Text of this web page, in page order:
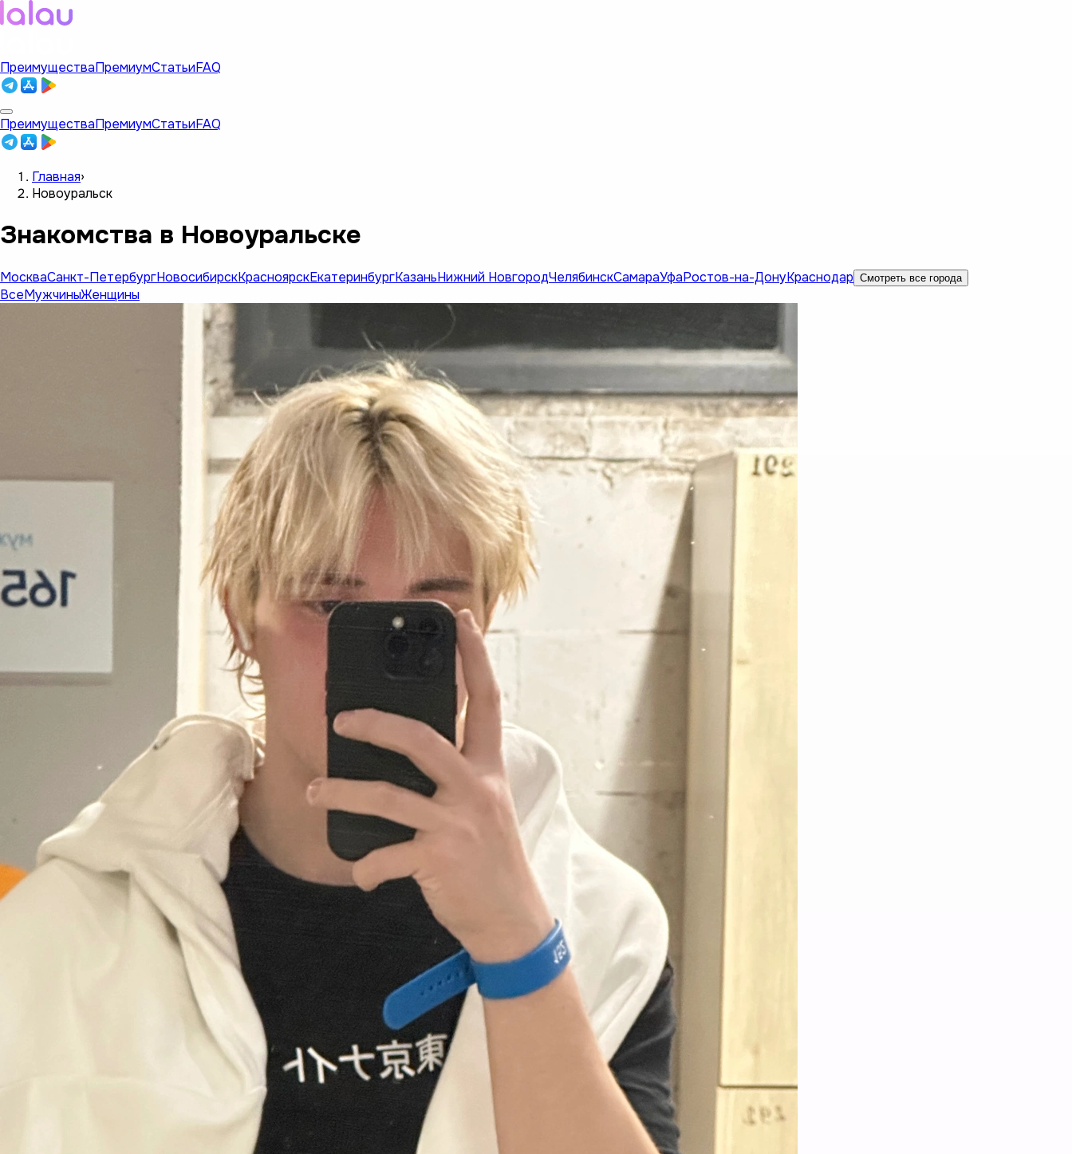
ПреимуществаПремиумСтатьиFAQ
ПреимуществаПремиумСтатьиFAQ
Главная›
Новоуральск
Знакомства в Новоуральске
МоскваСанкт-ПетербургНовосибирскКрасноярскЕкатеринбургКазаньНижний НовгородЧелябинскСамараУфаРостов-на-ДонуКраснодар Смотреть все города
ВсеМужчиныЖенщины